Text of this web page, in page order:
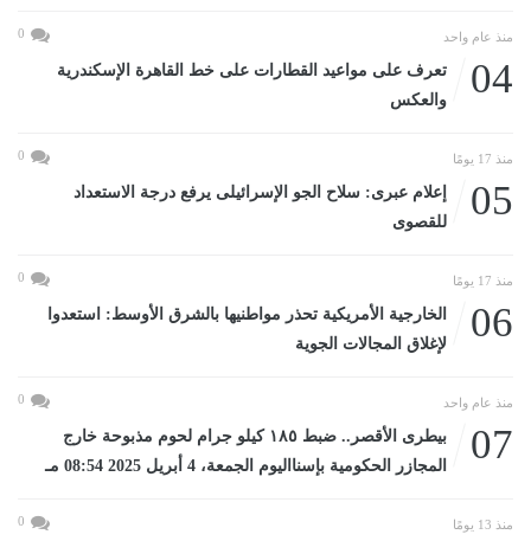
منذ عام واحد 0
04
تعرف على مواعيد القطارات على خط القاهرة الإسكندرية
والعكس
منذ 17 يومًا 0
05
إعلام عبرى: سلاح الجو الإسرائيلى يرفع درجة الاستعداد
للقصوى
منذ 17 يومًا 0
06
الخارجية الأمريكية تحذر مواطنيها بالشرق الأوسط: استعدوا
لإغلاق المجالات الجوية
منذ عام واحد 0
07
بيطرى الأقصر.. ضبط ١٨٥ كيلو جرام لحوم مذبوحة خارج
المجازر الحكومية بإسنااليوم الجمعة، 4 أبريل 2025 08:54 مـ
منذ 13 يومًا 0